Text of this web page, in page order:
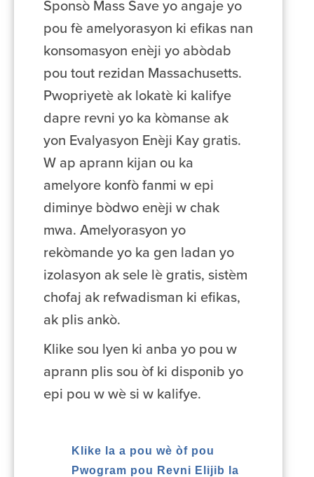
Sponsò Mass Save yo angaje yo
pou fè amelyorasyon ki efikas nan
konsomasyon enèji yo abòdab
pou tout rezidan Massachusetts.
Pwopriyetè ak lokatè ki kalifye
dapre revni yo ka kòmanse ak
yon Evalyasyon Enèji Kay gratis.
W ap aprann kijan ou ka
amelyore konfò fanmi w epi
diminye bòdwo enèji w chak
mwa. Amelyorasyon yo
rekòmande yo ka gen ladan yo
izolasyon ak sele lè gratis, sistèm
chofaj ak refwadisman ki efikas,
ak plis ankò.
Klike sou lyen ki anba yo pou w
aprann plis sou òf ki disponib yo
epi pou w wè si w kalifye.
Klike la a pou wè òf pou
Pwogram pou Revni Elijib la